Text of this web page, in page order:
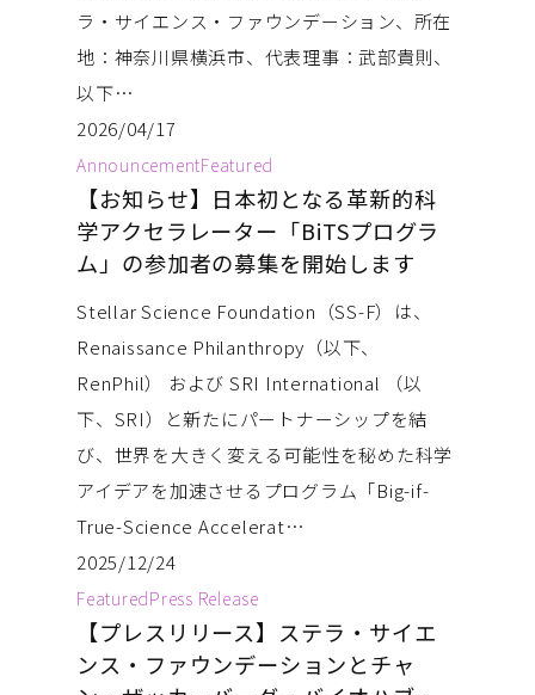
ラ・サイエンス・ファウンデーション、所在
地：神奈川県横浜市、代表理事：武部貴則、
以下…
2026/04/17
AnnouncementFeatured
【お知らせ】日本初となる革新的科
学アクセラレーター「BiTSプログラ
ム」の参加者の募集を開始します
Stellar Science Foundation（SS-F）は、
Renaissance Philanthropy（以下、
RenPhil） および SRI International （以
下、SRI）と新たにパートナーシップを結
び、世界を大きく変える可能性を秘めた科学
アイデアを加速させるプログラム「Big-if-
True-Science Accelerat…
2025/12/24
FeaturedPress Release
【プレスリリース】ステラ・サイエ
ンス・ファウンデーションとチャ